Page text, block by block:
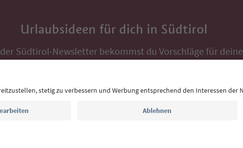
Urlaubsideen für dich in Südtirol
Südtirol-Newsletter bekommst du Vorschläge für deine
Veranstaltungs-Tipps und typische Rezepte direkt ins